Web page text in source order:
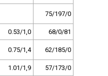
75/197/0
0.53/1,0 68/0/81
0.75/1,4 62/185/0
1.01/1,9 57/173/0